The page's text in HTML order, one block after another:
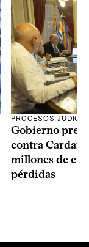
PROCESOS
Gobierno
contra
millones de
pérdidas